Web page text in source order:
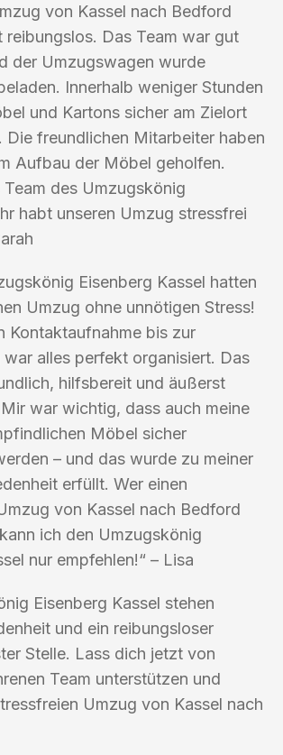
von Kassel nach Bedford
reibungslos. Das Team war gut
der Umzugswagen wurde
Innerhalb weniger Stunden
und Kartons sicher am Zielort
Die freundlichen Mitarbeiter haben
Aufbau der Möbel geholfen.
Team des Umzugskönig
habt unseren Umzug stressfrei
Eisenberg Kassel hatten
Umzug ohne unnötigen Stress!
Kontaktaufnahme bis zur
alles perfekt organisiert. Das
hilfsbereit und äußerst
war wichtig, dass auch meine
Möbel sicher
– und das wurde zu meiner
erfüllt. Wer einen
von Kassel nach Bedford
ich den Umzugskönig
nur empfehlen!“ – Lisa
Eisenberg Kassel stehen
und ein reibungsloser
Stelle. Lass dich jetzt von
Team unterstützen und
Umzug von Kassel nach